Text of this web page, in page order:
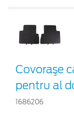
Covoraşe
pentru al
1686206